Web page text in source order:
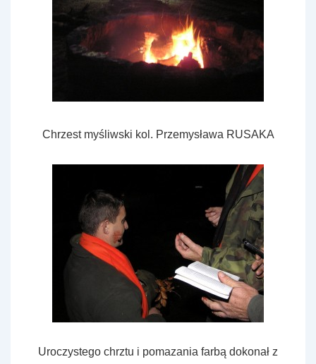
Chrzest myśliwski kol. Przemysława RUSAKA
Uroczystego chrztu i pomazania farbą dokonał z